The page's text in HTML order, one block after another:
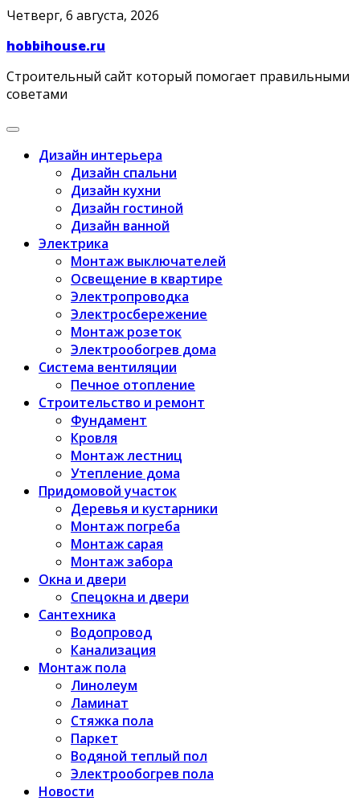
Skip
content
Четверг, 6 августа, 2026
hobbihouse.ru
Строительный сайт который помогает правильными
советами
Дизайн интерьера
Дизайн спальни
Дизайн кухни
Дизайн гостиной
Дизайн ванной
Электрика
Монтаж выключателей
Освещение в квартире
Электропроводка
Электросбережение
Монтаж розеток
Электрообогрев дома
Система вентиляции
Печное отопление
Строительство и ремонт
Фундамент
Кровля
Монтаж лестниц
Утепление дома
Придомовой участок
Деревья и кустарники
Монтаж погреба
Монтаж сарая
Монтаж забора
Окна и двери
Спецокна и двери
Сантехника
Водопровод
Канализация
Монтаж пола
Линолеум
Ламинат
Стяжка пола
Паркет
Водяной теплый пол
Электрообогрев пола
Новости